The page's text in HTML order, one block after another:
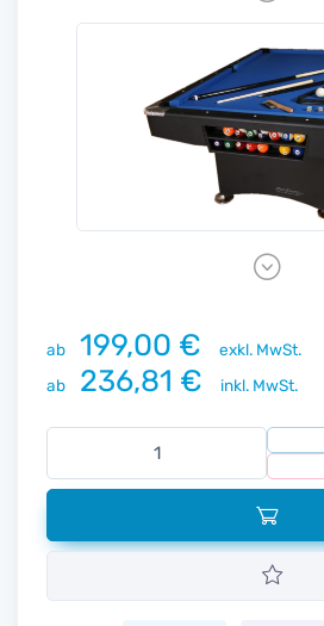
Next
ab 199,00 €
exkl. MwSt.
ab
236,81 € inkl. MwSt.